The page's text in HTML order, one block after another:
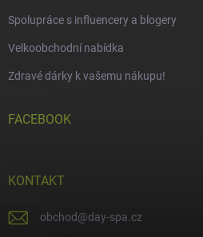
Spolupráce s influencery a blogery
Velkoobchodní nabídka
Zdravé dárky k vašemu nákupu!
FACEBOOK
KONTAKT
obchod@day-spa.cz